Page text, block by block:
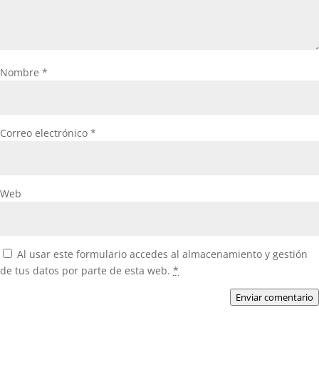
Nombre *
Correo electrónico *
Web
Al usar este formulario accedes al almacenamiento y gestión
de tus datos por parte de esta web. *
Enviar comentario